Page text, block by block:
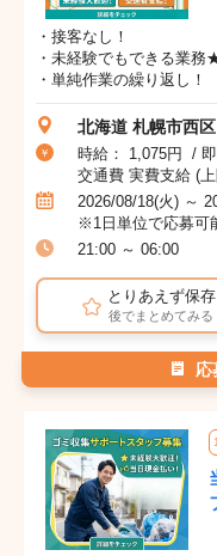
・接客なし！
・未経験でもできる業務
・単純作業の繰り返し！
北海道 札幌市西区
時給： 1,075円 /
交通費 実費支給 (
2026/08/18(火) ～
※1日単位で応募可
21:00 ～ 06:00
とりあえず保存
後でまとめてみる
応